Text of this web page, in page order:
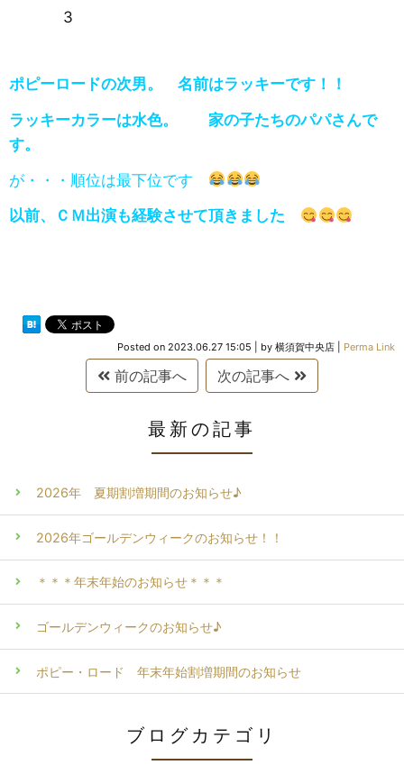
3
ポピーロードの次男。 名前はラッキーです！！
ラッキーカラーは水色。 家の子たちのパパさんで
す。
が・・・順位は最下位です
以前、ＣＭ出演も経験させて頂きました
Posted on 2023.06.27 15:05 by 横須賀中央店 Perma Link
前の記事へ 次の記事へ
最新の記事
2026年 夏期割増期間のお知らせ♪
2026年ゴールデンウィークのお知らせ！！
＊＊＊年末年始のお知らせ＊＊＊
ゴールデンウィークのお知らせ♪
ポピー・ロード 年末年始割増期間のお知らせ
ブログカテゴリ